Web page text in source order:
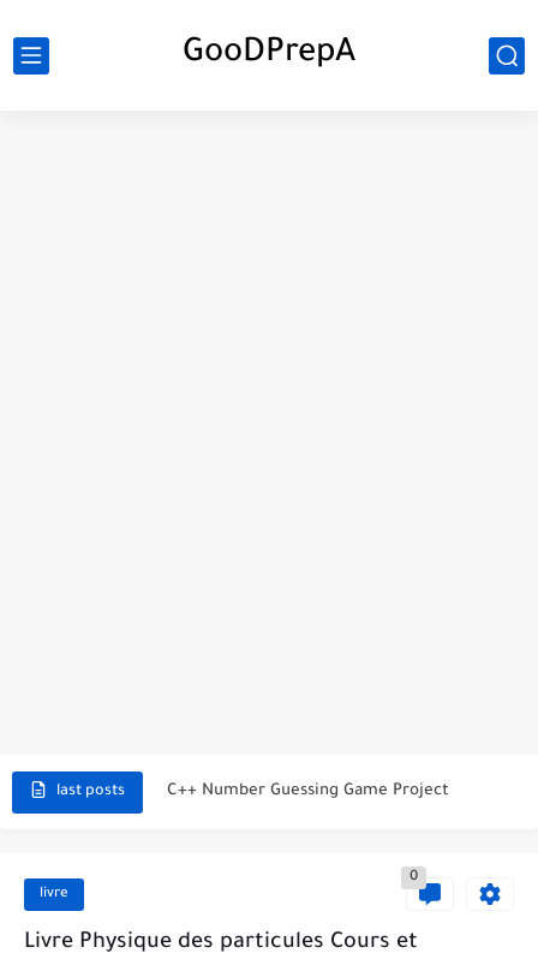
GooDPrepA
last posts C++ Number Guessing Game Project
C++ Simple Text Editor Project
livre
0
Livre Physique des particules Cours et